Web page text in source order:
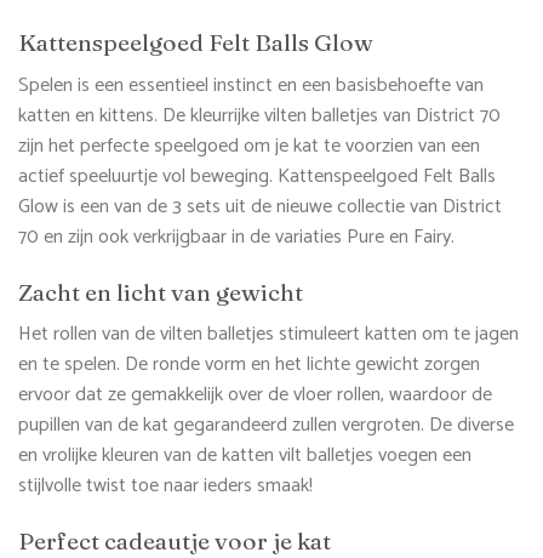
Kattenspeelgoed Felt Balls Glow
Spelen is een essentieel instinct en een basisbehoefte van
katten en kittens. De kleurrijke vilten balletjes van District 70
zijn het perfecte speelgoed om je kat te voorzien van een
actief speeluurtje vol beweging. Kattenspeelgoed Felt Balls
Glow is een van de 3 sets uit de nieuwe collectie van District
70 en zijn ook verkrijgbaar in de variaties Pure en Fairy.
Zacht en licht van gewicht
Het rollen van de vilten balletjes stimuleert katten om te jagen
en te spelen. De ronde vorm en het lichte gewicht zorgen
ervoor dat ze gemakkelijk over de vloer rollen, waardoor de
pupillen van de kat gegarandeerd zullen vergroten. De diverse
en vrolijke kleuren van de katten vilt balletjes voegen een
stijlvolle twist toe naar ieders smaak!
Perfect cadeautje voor je kat